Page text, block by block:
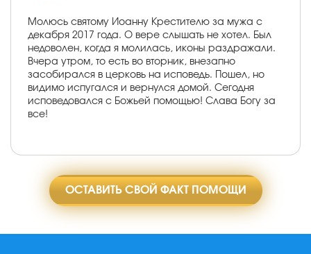
Молюсь святому Иоанну Крестителю за мужа с
декабря 2017 года. О вере слышать не хотел. Был
недоволен, когда я молилась, иконы раздражали.
Вчера утром, то есть во вторник, внезапно
засобирался в церковь на исповедь. Пошел, но
видимо испугался и вернулся домой. Сегодня
исповедовался с Божьей помощью! Слава Богу за
все!
ОСТАВИТЬ СВОЙ ФАКТ ПОМОЩИ